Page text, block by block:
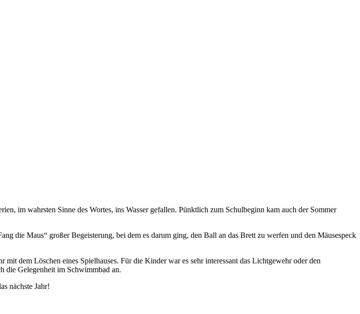
im wahrsten Sinne des Wortes, ins Wasser gefallen. Pünktlich zum Schulbeginn kam auch der Sommer
die Maus“ großer Begeisterung, bei dem es darum ging, den Ball an das Brett zu werfen und den Mäusespeck
dem Löschen eines Spielhauses. Für die Kinder war es sehr interessant das Lichtgewehr oder den
die Gelegenheit im Schwimmbad an.
nächste Jahr!